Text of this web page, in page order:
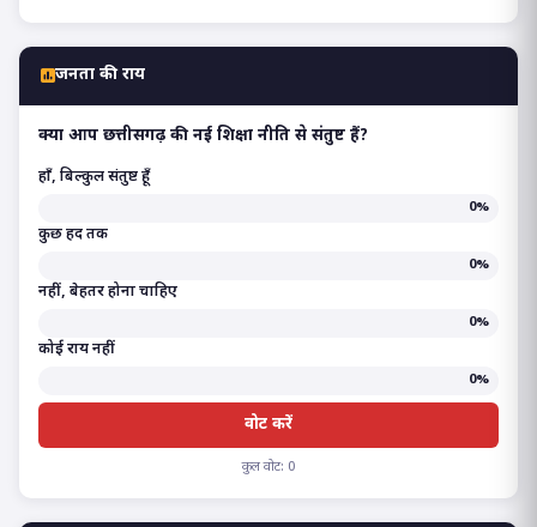
जनता की राय
क्या आप छत्तीसगढ़ की नई शिक्षा नीति से संतुष्ट हैं?
हाँ, बिल्कुल संतुष्ट हूँ
0%
कुछ हद तक
0%
नहीं, बेहतर होना चाहिए
0%
कोई राय नहीं
0%
वोट करें
कुल वोट: 0